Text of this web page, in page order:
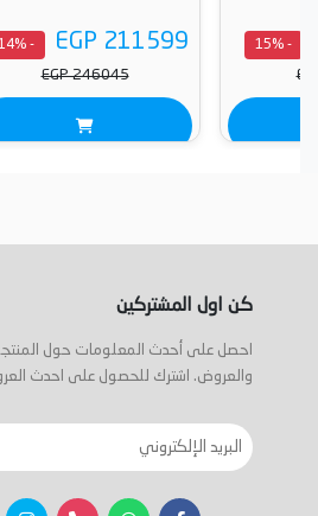
EGP 211599
- 14%
EGP 246045
كن اول المشتركين
احصل على أحدث المعلومات حول
والعروض. اشترك للحصول على احدث